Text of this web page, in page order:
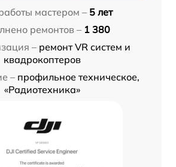
мастером – 5 лет
ремонтов – 1 380
– ремонт VR систем и
квадрокоптеров
– профильное техническое,
«Радиотехника»